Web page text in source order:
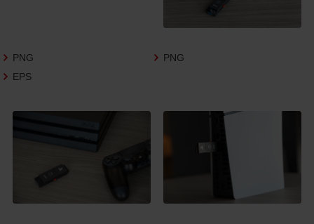
ロードする際には最新の規約をご確認くだ
商品写真データ利用規約
等の一切の権利が当社に帰属することに同
2.利用許諾
お客様は、商品写真データ利用規約に従い、
当社商品の販売活動（中古による販売の場
PNG
EPS
PNG